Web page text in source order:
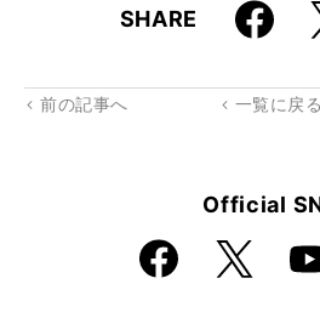
SHARE Faceboo
k
X
前の記事へ 一覧に戻る
Official
Faceboo
k
X YouTube